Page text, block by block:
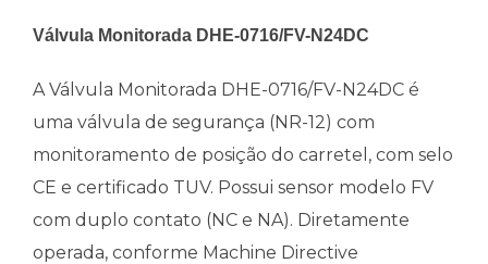
Válvula Monitorada DHE-0716/FV-N24DC
A Válvula Monitorada DHE-0716/FV-N24DC é
uma válvula de segurança (NR-12) com
monitoramento de posição do carretel, com selo
CE e certificado TUV. Possui sensor modelo FV
com duplo contato (NC e NA). Diretamente
operada, conforme Machine Directive